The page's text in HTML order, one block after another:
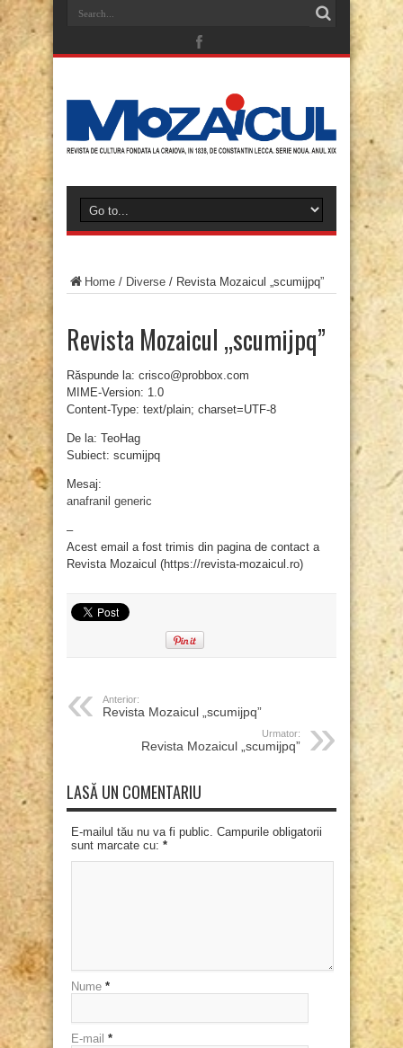
Home / Diverse / Revista Mozaicul „scumijpq”
Revista Mozaicul „scumijpq”
Răspunde la: crisco@probbox.com
MIME-Version: 1.0
Content-Type: text/plain; charset=UTF-8
De la: TeoHag
Subiect: scumijpq
Mesaj:
anafranil generic
–
Acest email a fost trimis din pagina de contact a
Revista Mozaicul (https://revista-mozaicul.ro)
Anterior:
Revista Mozaicul „scumijpq”
Urmator:
Revista Mozaicul „scumijpq”
LASĂ UN COMENTARIU
E-mailul tău nu va fi public. Campurile obligatorii
sunt marcate cu: *
Nume *
E-mail *